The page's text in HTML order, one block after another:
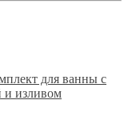
для ванны с
и изливом